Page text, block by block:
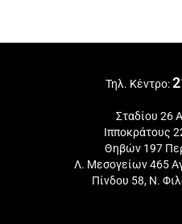
Τηλ. Κέντρο:
Σταδίου 26
Ιπποκράτους
Θηβών 197
Λ. Μεσογείων 465
Πίνδου 58, Ν.